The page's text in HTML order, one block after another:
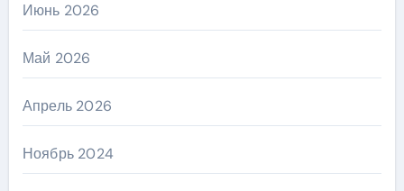
Июнь 2026
Май 2026
Апрель 2026
Ноябрь 2024